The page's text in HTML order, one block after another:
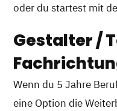
oder du startest mit
Gestalter /
Wenn du 5 Jahre
eine Option die